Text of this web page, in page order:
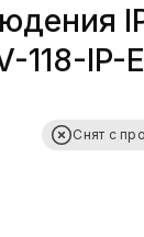
118-IP-
Снят с